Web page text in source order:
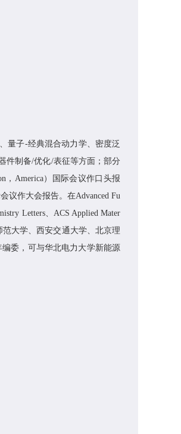
量子-经典混合动力学、密度泛
件制备/优化/表征等方面 ；部分
， America）国际会议作口头报
议作大会报告。 在Advanced Fu
Letters、 ACS Applied Mater
大学、西安交通大学、北京理
委， 可与华北电力大学新能源